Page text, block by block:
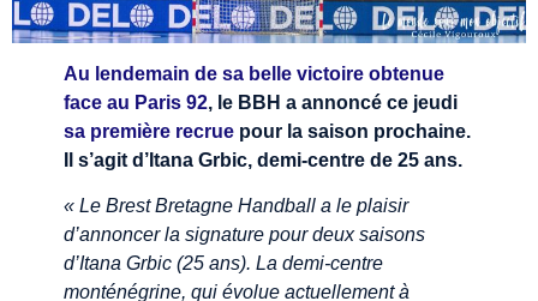
Au lendemain de sa belle victoire obtenue
face au Paris 92, le BBH a annoncé ce jeudi
sa première recruepour la saison prochaine.
Il s’agit d’Itana Grbic, demi-centre de 25 ans.
« Le Brest Bretagne Handball a le plaisir
d’annoncer la signature pour deux saisons
d’Itana Grbic (25 ans). La demi-centre
monténégrine, qui évolue actuellement à